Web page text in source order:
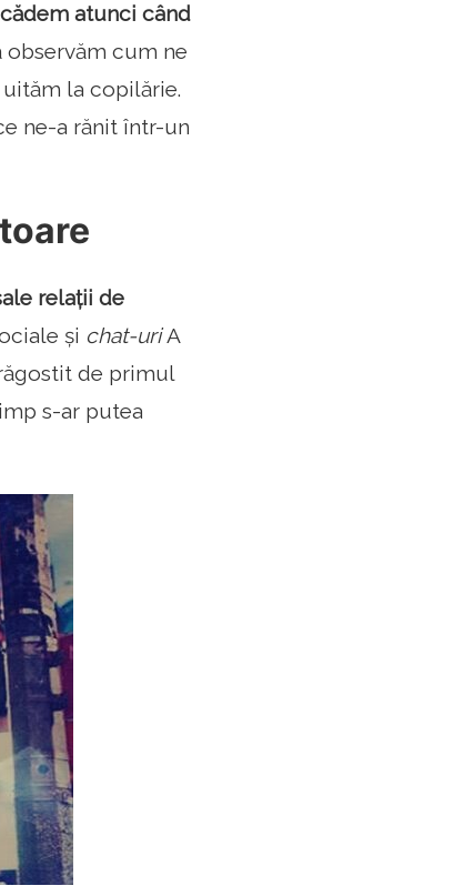
atunci când
observăm cum ne
la copilărie.
ne-a rănit într-un
relații de
și chat-uriA
de primul
s-ar putea